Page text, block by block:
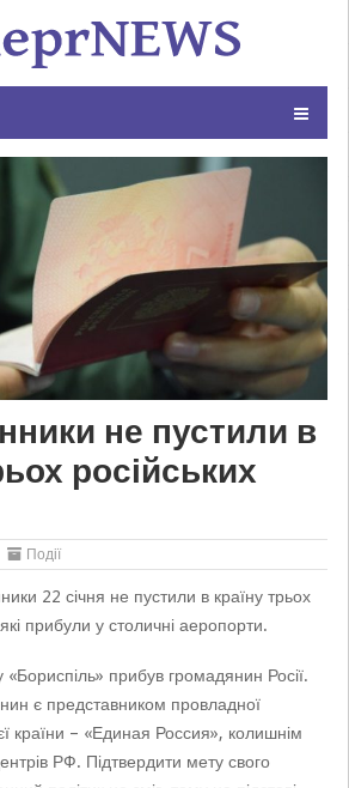
не пустили в
російських
Події
22 січня не пустили в країну трьох
які прибули у столичні аеропорти.
прибув громадянин Росії.
є представником провладної
країни – «Единая Россия», колишнім
РФ. Підтвердити мету свого